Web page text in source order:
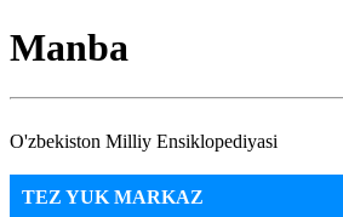
Manba
O'zbekiston Milliy Ensiklopediyasi
TEZ YUK MARKAZ